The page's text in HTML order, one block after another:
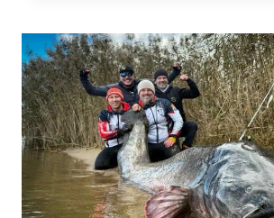
HET
NEDERLANDS
RECORD
MEERVAL!!